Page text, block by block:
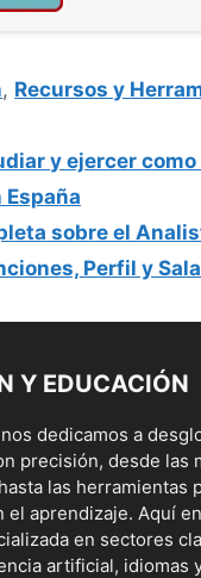
, Recursos y
y ejercer
sobre el
Perfil y
Y EDUCACIÓN
nos dedicamos a
precisión, desde las
las herramientas
el aprendizaje. Aquí
en sectores
artificial, idiomas